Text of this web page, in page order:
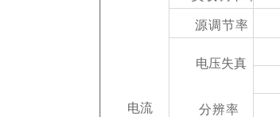
源调节率
电压失真
电流
分辨率